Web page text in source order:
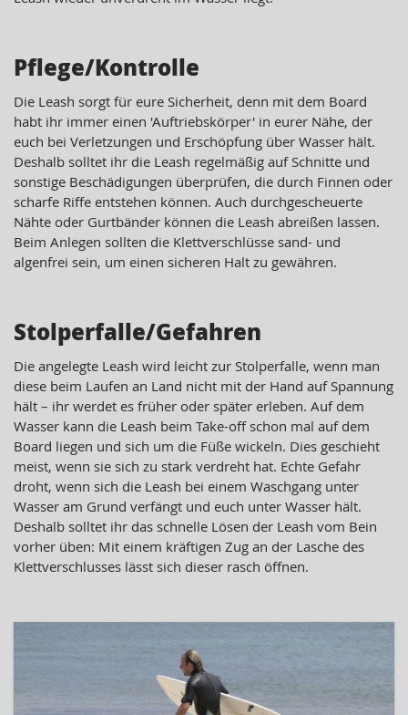
Pflege/Kontrolle
Die Leash sorgt für eure Sicherheit, denn mit dem Board
habt ihr immer einen 'Auftriebskörper' in eurer Nähe, der
euch bei Verletzungen und Erschöpfung über Wasser hält.
Deshalb solltet ihr die Leash regelmäßig auf Schnitte und
sonstige Beschädigungen überprüfen, die durch Finnen oder
scharfe Riffe entstehen können. Auch durchgescheuerte
Nähte oder Gurtbänder können die Leash abreißen lassen.
Beim Anlegen sollten die Klettverschlüsse sand- und
algenfrei sein, um einen sicheren Halt zu gewähren.
Stolperfalle/Gefahren
Die angelegte Leash wird leicht zur Stolperfalle, wenn man
diese beim Laufen an Land nicht mit der Hand auf Spannung
hält – ihr werdet es früher oder später erleben. Auf dem
Wasser kann die Leash beim Take-off schon mal auf dem
Board liegen und sich um die Füße wickeln. Dies geschieht
meist, wenn sie sich zu stark verdreht hat. Echte Gefahr
droht, wenn sich die Leash bei einem Waschgang unter
Wasser am Grund verfängt und euch unter Wasser hält.
Deshalb solltet ihr das schnelle Lösen der Leash vom Bein
vorher üben: Mit einem kräftigen Zug an der Lasche des
Klettverschlusses lässt sich dieser rasch öffnen.